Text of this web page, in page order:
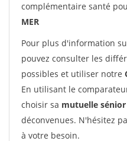
complémentaire santé
MER
Pour plus d'information
pouvez consulter les
possibles et utiliser notre
En utilisant le
choisir sa mutuelle sénior
déconvenues. N'hésitez
à votre besoin.